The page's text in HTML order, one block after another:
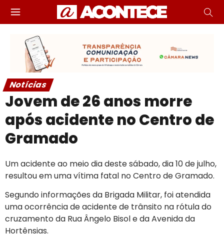
Notícias
Jovem de 26 anos morre
após acidente no Centro de
Gramado
Um acidente ao meio dia deste sábado, dia 10 de julho,
resultou em uma vítima fatal no Centro de Gramado.
Segundo informações da Brigada Militar, foi atendida
uma ocorrência de acidente de trânsito na rótula do
cruzamento da Rua Ângelo Bisol e da Avenida da
Hortênsias.